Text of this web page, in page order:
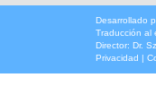
Desarrollado
Traducción al
Director: Dr.
Privacidad |